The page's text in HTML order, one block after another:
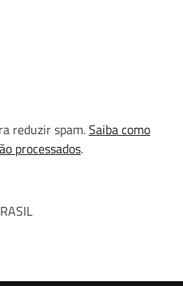
reduzir spam.Saiba como
processados.